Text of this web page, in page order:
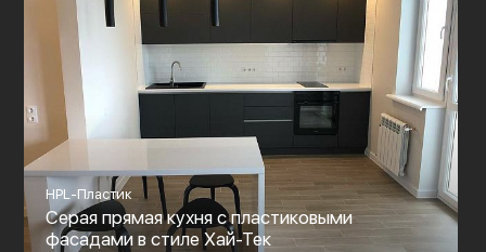
HPL-Пластик
Серая прямая кухня с пластиковыми
фасадами в стиле Хай-Тек